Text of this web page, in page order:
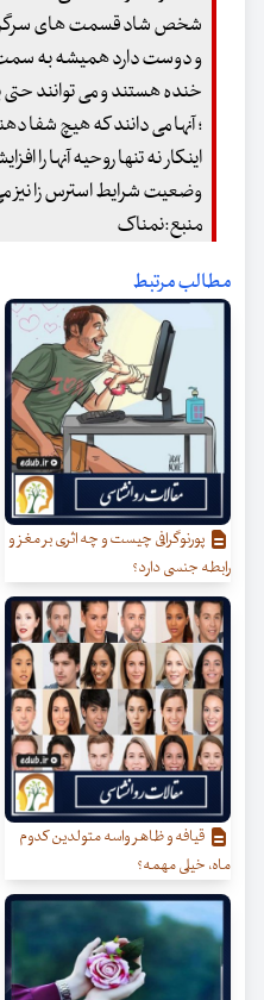
شخص شاد قسمت های سرگرم
و دوست دارد همیشه به سمت
خنده هستند و می توانند
؛ آنها می دانند که هیچ شفا
اینکار نه تنها روحیه آنها
وضعیت شرایط استرس زا نیز
منبع:نمناک
مطالب مرتبط
پورنوگرافی چیست و چه اثری بر مغز و
رابطه جنسی دارد؟
قیافه و ظاهر واسه متولدین کدوم
ماه، خیلی مهمه؟